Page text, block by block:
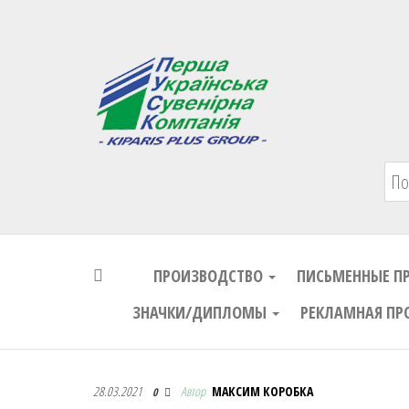
Первая Украинская Сувенирная
ПРОИЗВОДСТВО ПИСЬМЕННЫЕ
ЗНАЧКИ/ДИПЛОМЫ
РЕКЛАМНАЯ
Первая Украинская Сувенирная
28.03.2021 0 Автор МАКСИМ КОРОБКА